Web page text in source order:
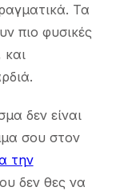
Τα
πιο φυσικές
δεν είναι
σου στον
την
δεν θες να